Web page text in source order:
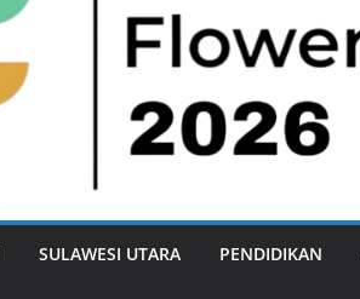
SULAWESI UTARA PENDIDIKAN